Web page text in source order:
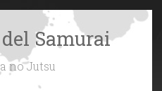
Samurai
no Jutsu